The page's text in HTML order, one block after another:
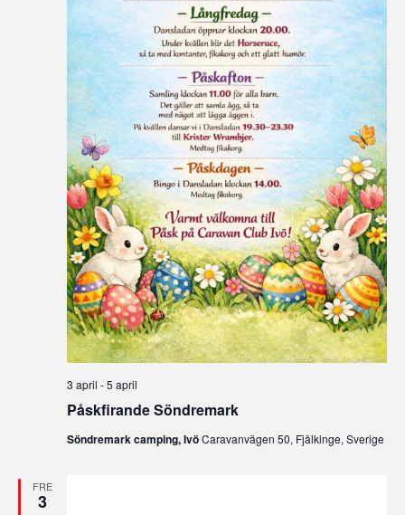
Påskfirande Söndremark
3 april -5 april
Söndremark camping, IvöCaravanvägen 50, Fjälkinge, Sverige
FRE
3